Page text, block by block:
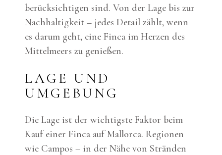
berücksichtigen sind. Von der Lage bis zur
Nachhaltigkeit – jedes Detail zählt, wenn
es darum geht, eine Finca im Herzen des
Mittelmeers zu genießen.
LAGE UND
UMGEBUNG
Die Lage ist der wichtigste Faktor beim
Kauf einer Finca auf Mallorca. Regionen
wie Campos – in der Nähe von Stränden